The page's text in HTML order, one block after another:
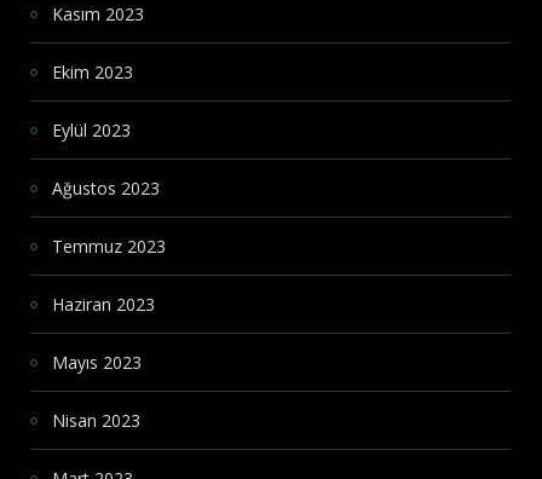
Kasım 2023
Ekim 2023
Eylül 2023
Ağustos 2023
Temmuz 2023
Haziran 2023
Mayıs 2023
Nisan 2023